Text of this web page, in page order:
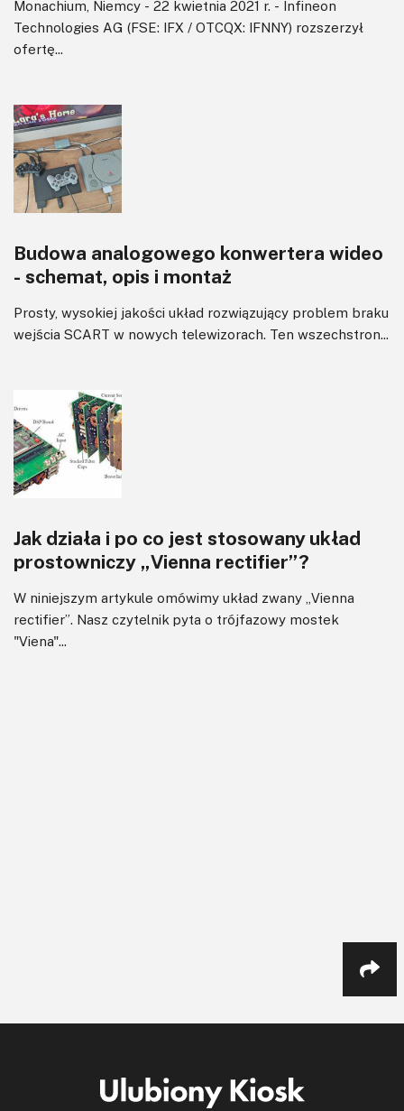
Monachium, Niemcy - 22 kwietnia 2021 r. - Infineon
Technologies AG (FSE: IFX / OTCQX: IFNNY) rozszerzył
ofertę...
Budowa analogowego konwertera wideo
- schemat, opis i montaż
Prosty, wysokiej jakości układ rozwiązujący problem braku
wejścia SCART w nowych telewizorach. Ten wszechstron...
Jak działa i po co jest stosowany układ
prostowniczy „Vienna rectifier”?
W niniejszym artykule omówimy układ zwany „Vienna
rectifier”. Nasz czytelnik pyta o trójfazowy mostek
"Viena"...